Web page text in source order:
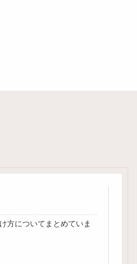
方についてまとめていま